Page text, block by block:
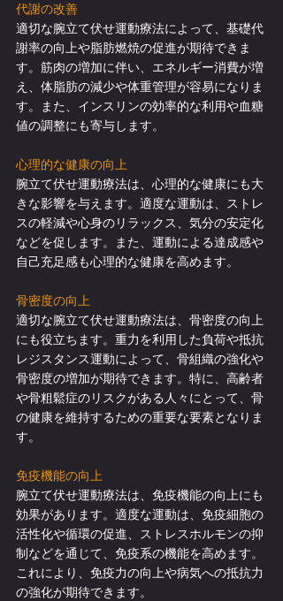
代謝の改善
適切な腕立て伏せ運動療法によって、基礎代
謝率の向上や脂肪燃焼の促進が期待できま
す。筋肉の増加に伴い、エネルギー消費が増
え、体脂肪の減少や体重管理が容易になりま
す。また、インスリンの効率的な利用や血糖
値の調整にも寄与します。
心理的な健康の向上
腕立て伏せ運動療法は、心理的な健康にも大
きな影響を与えます。適度な運動は、ストレ
スの軽減や心身のリラックス、気分の安定化
などを促します。また、運動による達成感や
自己充足感も心理的な健康を高めます。
骨密度の向上
適切な腕立て伏せ運動療法は、骨密度の向上
にも役立ちます。重力を利用した負荷や抵抗
レジスタンス運動によって、骨組織の強化や
骨密度の増加が期待できます。特に、高齢者
や骨粗鬆症のリスクがある人々にとって、骨
の健康を維持するための重要な要素となりま
す。
免疫機能の向上
腕立て伏せ運動療法は、免疫機能の向上にも
効果があります。適度な運動は、免疫細胞の
活性化や循環の促進、ストレスホルモンの抑
制などを通じて、免疫系の機能を高めます。
これにより、免疫力の向上や病気への抵抗力
の強化が期待できます。